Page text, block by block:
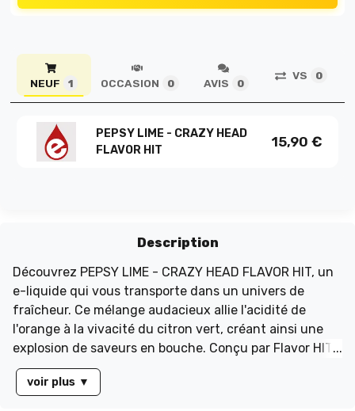
NEUF 1 OCCASION 0 AVIS 0
VS 0
PEPSY LIME - CRAZY HEAD
FLAVOR HIT
15,90 €
Description
Découvrez PEPSY LIME - CRAZY HEAD FLAVOR HIT, un
e-liquide qui vous transporte dans un univers de
fraîcheur. Ce mélange audacieux allie l'acidité de
l'orange à la vivacité du citron vert, créant ainsi une
explosion de saveurs en bouche. Conçu par Flavor HIT,
PEPSY LIME est bien plus qu'un simple e-liquide : c'est
une véritable expérience sensorielle à un prix
voir plus ▼